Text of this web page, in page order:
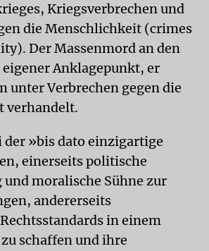
Kriegsverbrechen und
die Menschlichkeit (crimes
Der Massenmord an den
eigener Anklagepunkt, er
unter Verbrechen gegen die
verhandelt.
der »bis dato einzigartige
einerseits politische
moralische Sühne zur
andererseits
in einem
schaffen und ihre